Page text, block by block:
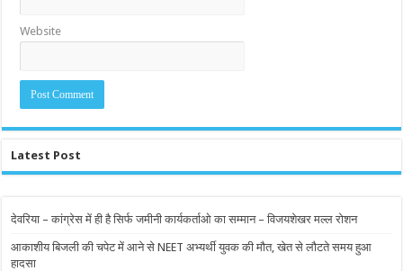
Website
Latest Post
देवरिया – कांग्रेस में ही है सिर्फ जमीनी कार्यकर्ताओ का सम्मान – विजयशेखर मल्ल रोशन
आकाशीय बिजली की चपेट में आने से NEET अभ्यर्थी युवक की मौत, खेत से लौटते समय हुआ
हादसा